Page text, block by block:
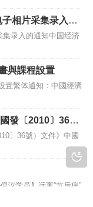
相片采集录入的
录入的通知中国经济
與課程設置
置繁体通知：中國經濟
發〔2010〕36
〕36號）文件》中國
议学员】远离“节后病”